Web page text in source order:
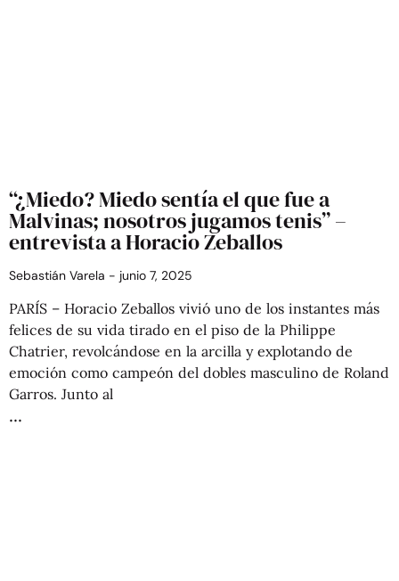
“¿Miedo? Miedo sentía el que fue a
Malvinas; nosotros jugamos tenis” –
entrevista a Horacio Zeballos
Sebastián Varela junio 7, 2025
PARÍS – Horacio Zeballos vivió uno de los instantes más
felices de su vida tirado en el piso de la Philippe
Chatrier, revolcándose en la arcilla y explotando de
emoción como campeón del dobles masculino de Roland
Garros. Junto al